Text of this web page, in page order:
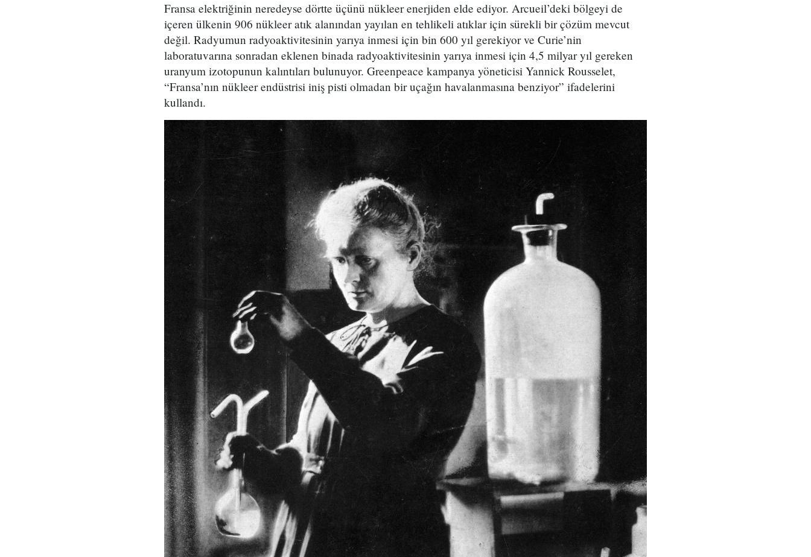
Fransa elektriğinin neredeyse dörtte üçünü nükleer enerjiden elde ediyor. Arcueil’deki bölgeyi de
içeren ülkenin 906 nükleer atık alanından yayılan en tehlikeli atıklar için sürekli bir çözüm mevcut
değil. Radyumun radyoaktivitesinin yarıya inmesi için bin 600 yıl gerekiyor ve Curie’nin
laboratuvarına sonradan eklenen binada radyoaktivitesinin yarıya inmesi için 4,5 milyar yıl gereken
uranyum izotopunun kalıntıları bulunuyor. Greenpeace kampanya yöneticisi Yannick Rousselet,
“Fransa’nın nükleer endüstrisi iniş pisti olmadan bir uçağın havalanmasına benziyor” ifadelerini
kullandı.